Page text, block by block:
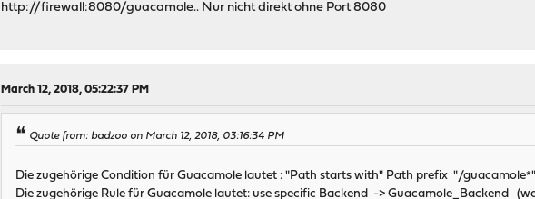
http://firewall:8080/guacamole.. Nur nicht direkt ohne Port 8080
March 12, 2018, 05:22:37 PM
Quote from: badzoo on March 12, 2018, 03:16:34 PM
Die zugehörige Condition für Guacamole lautet : "Path starts with" Path prefix "/guacamole*"
Die zugehörige Rule für Guacamole lautet: use specific Backend -> Guacamole_Backend